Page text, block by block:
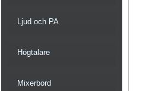
Ljud och PA
Högtalare
Mixerbord